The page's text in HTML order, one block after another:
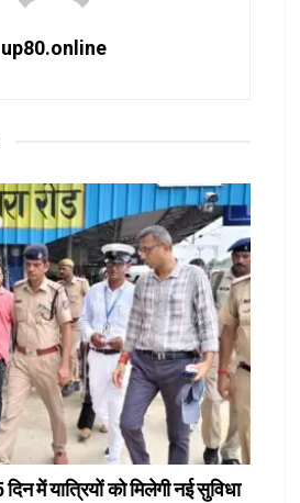
up80.online
में यात्रियों को मिलेगी नई सुविधा